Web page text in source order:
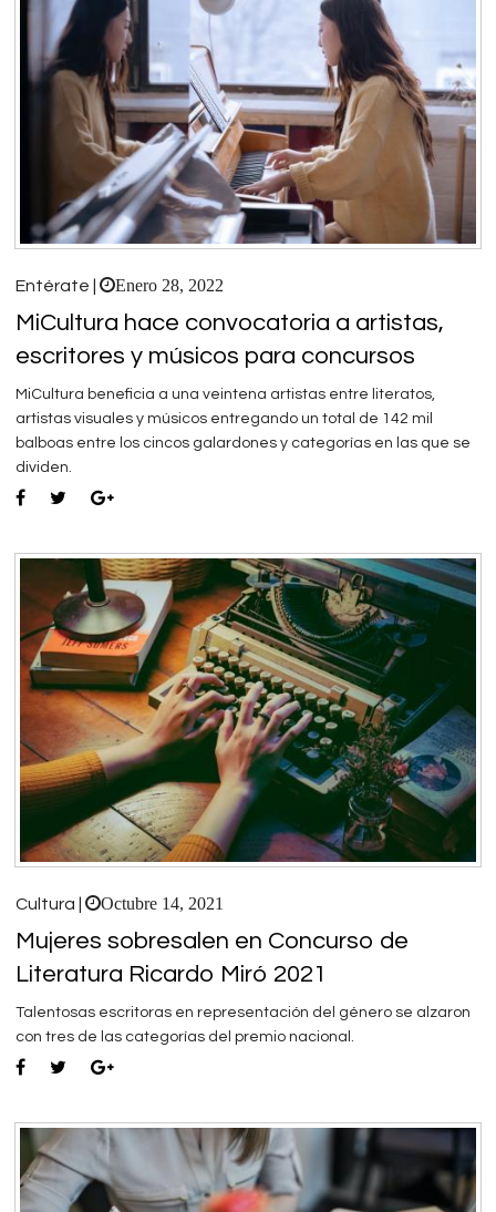
Entérate | Enero 28, 2022
MiCultura hace convocatoria a artistas,
escritores y músicos para concursos
MiCultura beneficia a una veintena artistas entre literatos,
artistas visuales y músicos entregando un total de 142 mil
balboas entre los cincos galardones y categorías en las que se
dividen.
Cultura | Octubre 14, 2021
Mujeres sobresalen en Concurso de
Literatura Ricardo Miró 2021
Talentosas escritoras en representación del género se alzaron
con tres de las categorías del premio nacional.